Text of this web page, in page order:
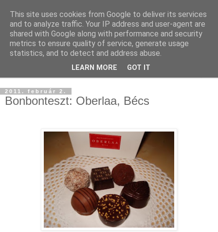
2011. február 2.
Bonbonteszt: Oberlaa, Bécs
This site uses cookies from Google to deliver its services
and to analyze traffic. Your IP address and user-agent are
shared with Google along with performance and security
metrics to ensure quality of service, generate usage
statistics, and to detect and address abuse.
LEARN MORE GOT IT